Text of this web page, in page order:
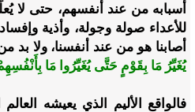
أسبابه من عند أنفسهم، حتى لا
للأعداء صولة وجولة، وأذية
أصابنا هو من عند أنفسنا، ولا بد
يُغَيِّرُ مَا بِقَوْمٍ حَتَّى يُغَيِّرُوا مَا
فالواقع الأليم الذي يعيشه